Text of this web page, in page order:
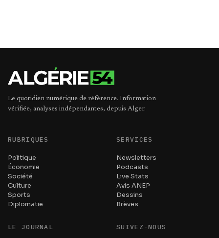
Le quotidien numérique de référence. Information
vérifiée, analyses indépendantes, depuis Alger.
RUBRIQUES
Politique
Économie
Société
Culture
Sports
Diplomatie
SERVICES
Newsletters
Podcasts
Live Stats
Avis ANEP
Dessins
Brèves
LE JOURNAL SUIVEZ-NOUS